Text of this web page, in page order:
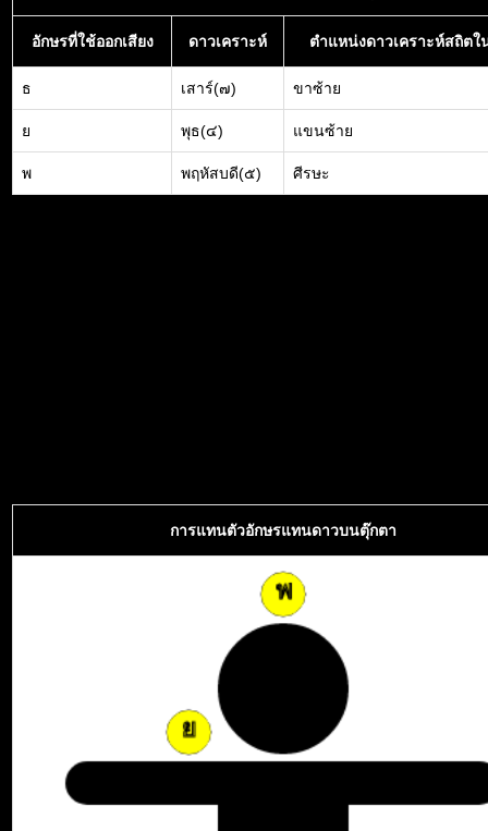
อักษรที่ใช้ออกเสียง ดาวเคราะห์ ตำแหน่งดาวเคราะห์สถิตใ
ธ เสาร์(๗) ขาซ้าย
ย พุธ(๔) แขนซ้าย
พ พฤหัสบดี(๕) ศีรษะ
การแทนตัวอักษรแทนดาวบนตุ๊กตา